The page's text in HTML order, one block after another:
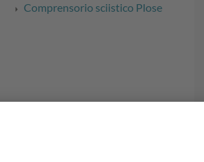
Comprensorio sciistico Plose